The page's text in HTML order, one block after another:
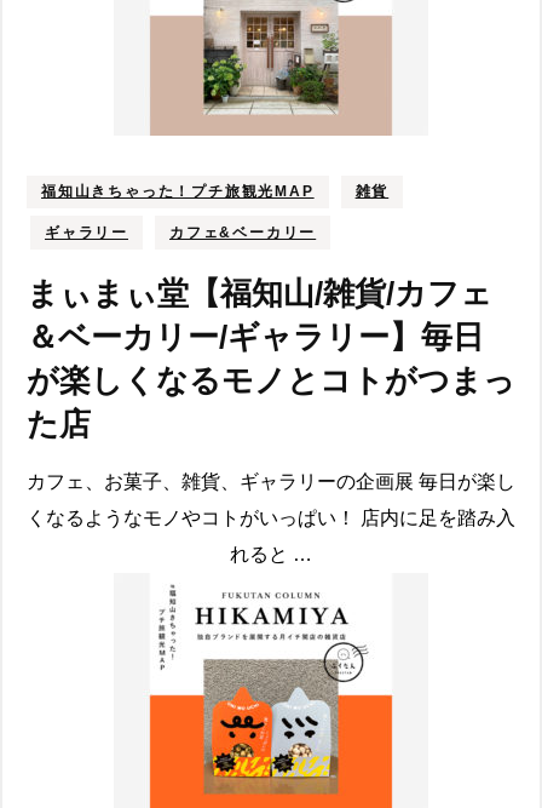
福知山きちゃった！プチ旅観光MAP 雑貨
ギャラリー カフェ&ベーカリー
まぃまぃ堂【福知山/雑貨/カフェ
＆ベーカリー/ギャラリー】毎日
が楽しくなるモノとコトがつまっ
た店
カフェ、お菓子、雑貨、ギャラリーの企画展 毎日が楽し
くなるようなモノやコトがいっぱい！ 店内に足を踏み入
れると …